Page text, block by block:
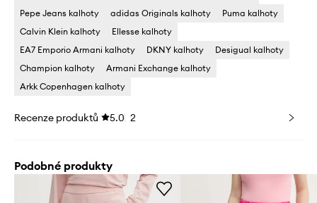
Pepe Jeans kalhoty
adidas Originals kalhoty
Puma kalhoty
Calvin Klein kalhoty
Ellesse kalhoty
EA7 Emporio Armani kalhoty
DKNY kalhoty
Desigual kalhoty
Champion kalhoty
Armani Exchange kalhoty
Arkk Copenhagen kalhoty
Recenze produktů 5.0 2
Podobné produkty